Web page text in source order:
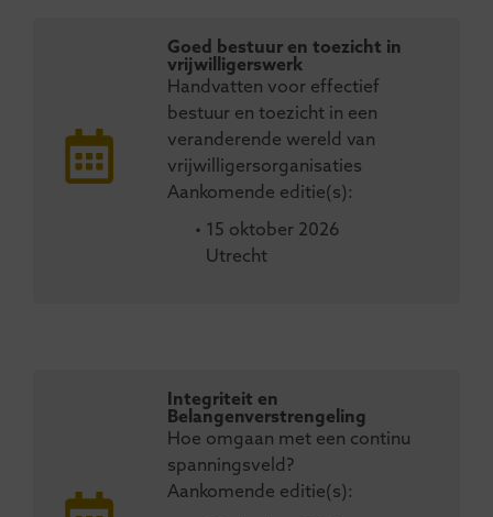
Goed bestuur en toezicht in
vrijwilligerswerk
Handvatten voor effectief
bestuur en toezicht in een
veranderende wereld van
vrijwilligersorganisaties
Aankomende editie(s):
• 15 oktober 2026
Utrecht
Integriteit en
Belangenverstrengeling
Hoe omgaan met een continu
spanningsveld?
Aankomende editie(s):